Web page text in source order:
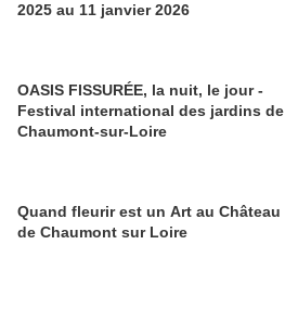
2025 au 11 janvier 2026
OASIS FISSURÉE, la nuit, le jour -
Festival international des jardins de
Chaumont-sur-Loire
Quand fleurir est un Art au Château
de Chaumont sur Loire